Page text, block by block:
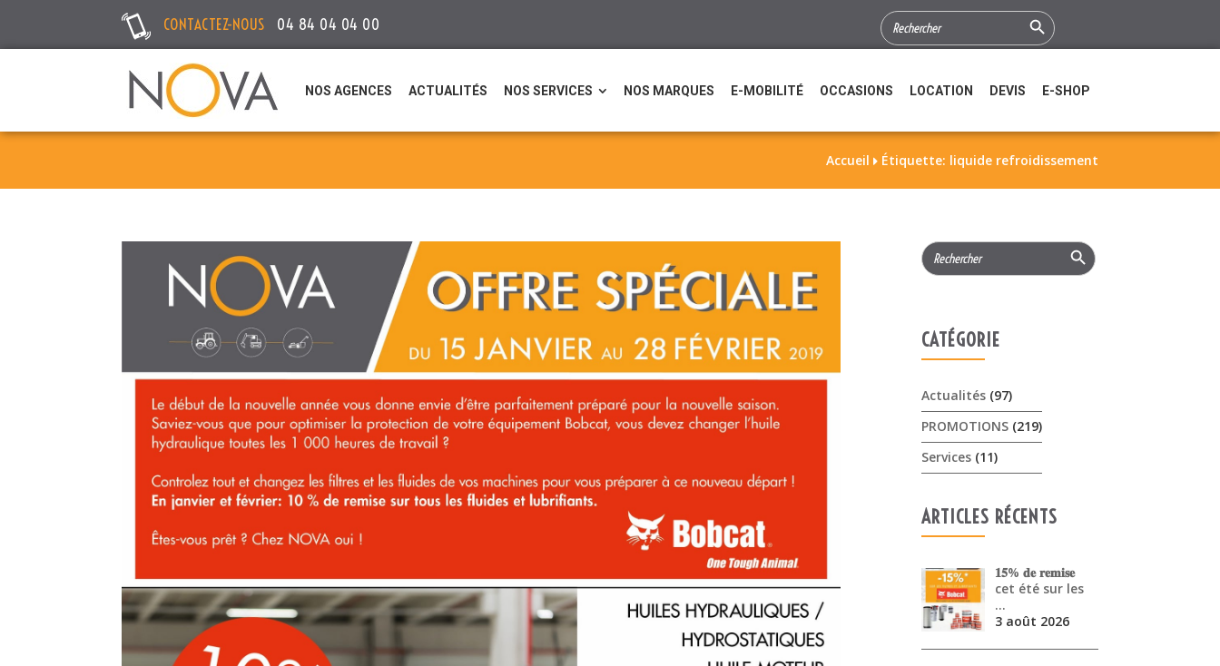
CONTACTEZ-NOUS 04 84 04 04 00
SEARCH
FOR:
Search Button
NOS AGENCES ACTUALITÉS NOS SERVICES NOS MARQUES E-MOBILITÉ OCCASIONS LOCATION DEVIS E-SHOP
Accueil  Étiquette: liquide refroidissement
Search
for:
Search Button
CATÉGORIE
Actualités (97)
PROMOTIONS (219)
Services (11)
ARTICLES RÉCENTS
𝟏𝟓% 𝐝𝐞 𝐫𝐞𝐦𝐢𝐬𝐞
cet été sur les
…
3 août 2026